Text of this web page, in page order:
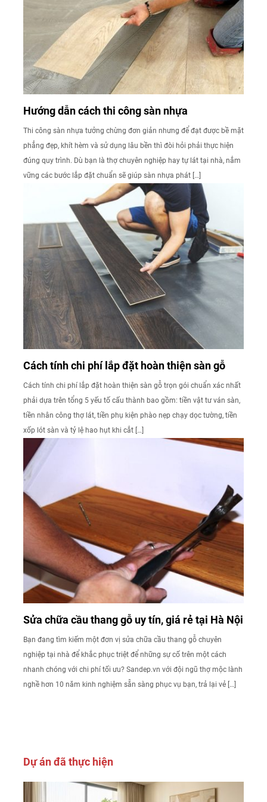
Hướng dẫn cách thi công sàn nhựa
Thi công sàn nhựa tưởng chừng đơn giản nhưng để đạt được bề mặt
phẳng đẹp, khít hèm và sử dụng lâu bền thì đòi hỏi phải thực hiện
đúng quy trình. Dù bạn là thợ chuyên nghiệp hay tự lát tại nhà, nắm
vững các bước lắp đặt chuẩn sẽ giúp sàn nhựa phát […]
Cách tính chi phí lắp đặt hoàn thiện sàn gỗ
Cách tính chi phí lắp đặt hoàn thiện sàn gỗ trọn gói chuẩn xác nhất
phải dựa trên tổng 5 yếu tố cấu thành bao gồm: tiền vật tư ván sàn,
tiền nhân công thợ lát, tiền phụ kiện phào nẹp chạy dọc tường, tiền
xốp lót sàn và tỷ lệ hao hụt khi cắt […]
Sửa chữa cầu thang gỗ uy tín, giá rẻ tại Hà Nội
Bạn đang tìm kiếm một đơn vị sửa chữa cầu thang gỗ chuyên
nghiệp tại nhà để khắc phục triệt để những sự cố trên một cách
nhanh chóng với chi phí tối ưu? Sandep.vn với đội ngũ thợ mộc lành
nghề hơn 10 năm kinh nghiệm sẵn sàng phục vụ bạn, trả lại vẻ […]
Dự án đã thực hiện